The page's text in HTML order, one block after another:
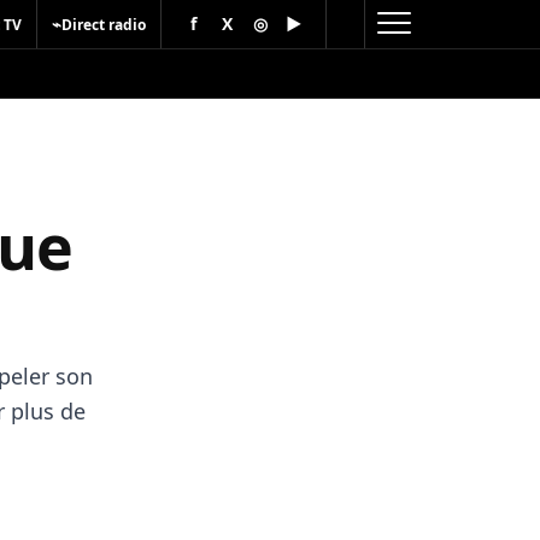
⌁Direct radio f X ◎ ▶
son
plus de